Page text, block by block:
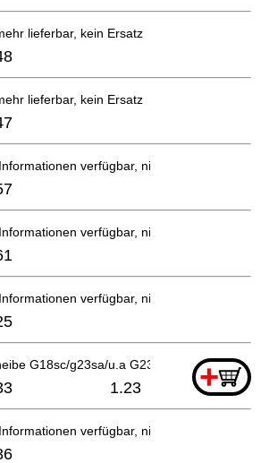
lieferbar, kein Ersatz
lieferbar, kein Ersatz
verfügbar, nicht bestellbar
verfügbar, nicht bestellbar
verfügbar, nicht bestellbar
G18sc/g23sa/u.a G23ss +
1.23
verfügbar, nicht bestellbar